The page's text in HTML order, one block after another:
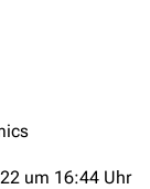
um 16:44 Uhr